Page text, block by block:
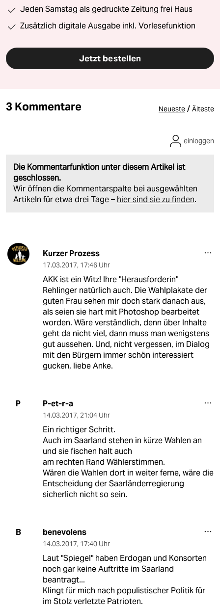
Jeden Samstag als gedruckte Zeitung frei Haus
Zusätzlich digitale Ausgabe inkl. Vorlesefunktion
Jetzt bestellen
3 Kommentare Neueste / Älteste
Die Kommentarfunktion unter diesem Artikel ist
geschlossen.
Wir öffnen die Kommentarspalte bei ausgewählten
Artikeln für etwa drei Tage – hier sind sie zu finden.
einloggen
Kurzer Prozess
17.03.2017, 17:46 Uhr
AKK ist ein Witz! Ihre "Herausforderin"
Rehlinger natürlich auch. Die Wahlplakate der
guten Frau sehen mir doch stark danach aus,
als seien sie hart mit Photoshop bearbeitet
worden. Wäre verständlich, denn über Inhalte
geht da nicht viel, dann muss man wenigstens
gut aussehen. Und, nicht vergessen, im Dialog
mit den Bürgern immer schön interessiert
gucken, liebe Anke.
P P-et-r-a
14.03.2017, 21:04 Uhr
Ein richtiger Schritt.
Auch im Saarland stehen in kürze Wahlen an
und sie fischen halt auch
am rechten Rand Wählerstimmen.
Wären die Wahlen dort in weiter ferne, wäre die
Entscheidung der Saarländerregierung
sicherlich nicht so sein.
B benevolens
14.03.2017, 17:40 Uhr
Laut "Spiegel" haben Erdogan und Konsorten
noch gar keine Auftritte im Saarland
beantragt...
Klingt für mich nach populistischer Politik für
im Stolz verletzte Patrioten.